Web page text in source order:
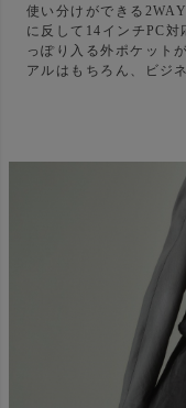
使い分けができる
に反して14インチPC
っぽり入る外ポケット
アルはもちろん、ビジ